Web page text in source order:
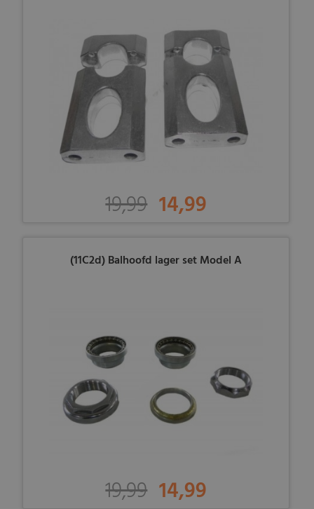
19,99 14,99
(11C2d) Balhoofd lager set Model A
19,99 14,99